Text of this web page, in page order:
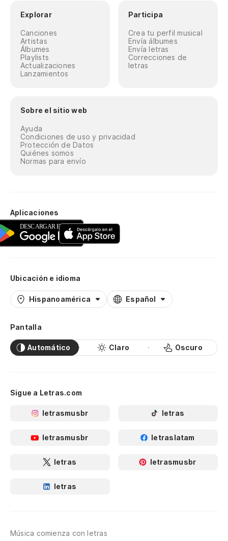
Explorar
Canciones
Artistas
Álbumes
Playlists
Actualizaciones
Lanzamientos
Participa
Crea tu perfil musical
Envía álbumes
Envía letras
Correcciones de
letras
Sobre el sitio web
Ayuda
Condiciones de uso y privacidad
Protección de Datos
Quiénes somos
Normas para envío
Aplicaciones
Ubicación e idioma
Hispanoamérica Español
Pantalla
Automático Claro Oscuro
Sigue a Letras.com
letrasmusbr letras
letrasmusbr letraslatam
letras letrasmusbr
letras
Música comienza con letras